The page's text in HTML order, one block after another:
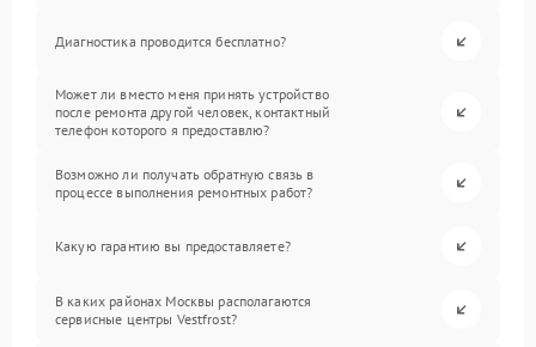
Диагностика проводится бесплатно?
Может ли вместо меня принять устройство
после ремонта другой человек, контактный
телефон которого я предоставлю?
Возможно ли получать обратную связь в
процессе выполнения ремонтных работ?
Какую гарантию вы предоставляете?
В каких районах Москвы располагаются
сервисные центры Vestfrost?